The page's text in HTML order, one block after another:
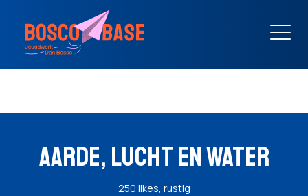
AARDE, LUCHT EN WATER
250 likes, rustig